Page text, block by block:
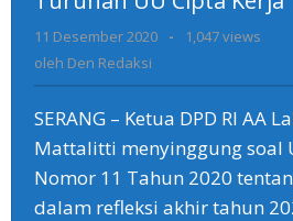
DPD
UU
Cipta
11 Desember 2020
oleh
-
1,047 views
oleh Den Redaksi
SERANG – Ketua DPD RI AA
Mattalitti menyinggung soal
Nomor 11 Tahun 2020
dalam refleksi akhir tahun